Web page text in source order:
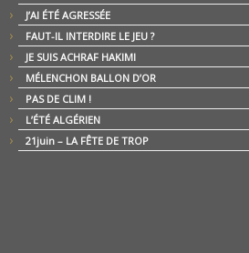
J’AI ÉTÉ AGRESSÉE
FAUT-IL INTERDIRE LE JEU ?
JE SUIS ACHRAF HAKIMI
MÉLENCHON BALLON D’OR
PAS DE CLIM !
L’ÉTÉ ALGÉRIEN
21juin – LA FÊTE DE TROP